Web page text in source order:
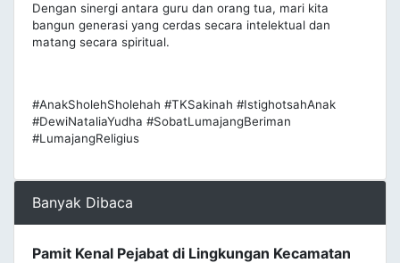
Dengan sinergi antara guru dan orang tua, mari kita
bangun generasi yang cerdas secara intelektual dan
matang secara spiritual.
#AnakSholehSholehah #TKSakinah #IstighotsahAnak
#DewiNataliaYudha #SobatLumajangBeriman
#LumajangReligius
Banyak Dibaca
Pamit Kenal Pejabat di Lingkungan Kecamatan